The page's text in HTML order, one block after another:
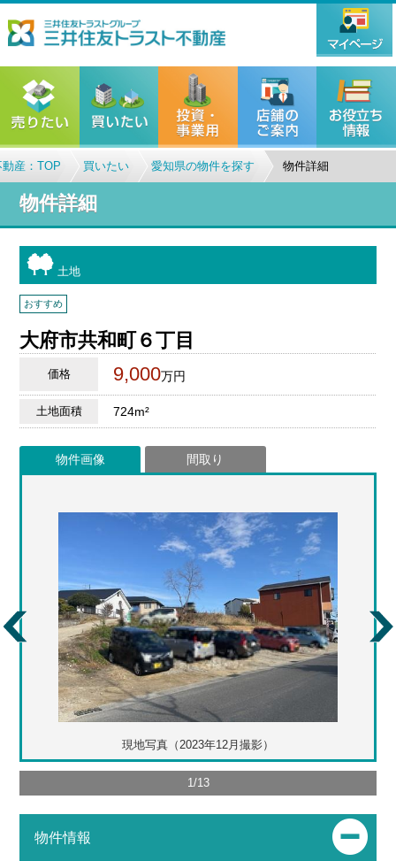
産：TOP 買いたい 愛知県の物件を探す 物件詳細
物件詳細
土地
おすすめ
大府市共和町６丁目
価格 9,000万円
土地面積 724m²
物件画像 間取り
現地写真（2023年12月撮影）
1/13
物件情報